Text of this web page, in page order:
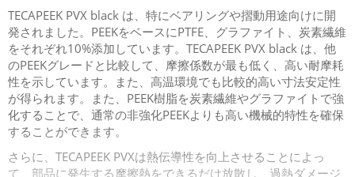
TECAPEEK PVX black は、特にベアリングや摺動用途向けに開
発されました。PEEKをベースにPTFE、グラファイト、炭素繊維
をそれぞれ10%添加しています。TECAPEEK PVX black は、他
のPEEKグレードと比較して、摩擦係数が最も低く、高い耐摩耗
性を示しています。また、高温環境でも比較的高い寸法安定性
が得られます。また、PEEK樹脂を炭素繊維やグラファイトで強
化することで、通常の非強化PEEKよりも高い機械的特性を確保
することができます。
さらに、TECAPEEK PVXは熱伝導性を向上させることによっ
て、部品に発生する摩擦熱をできるだけ放散し、過熱ダメージ